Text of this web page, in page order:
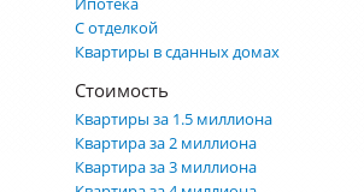
С отделкой
Квартиры в сданных домах
Стоимость
Квартиры за 1.5 миллиона
Квартира за 2 миллиона
Квартира за 3 миллиона